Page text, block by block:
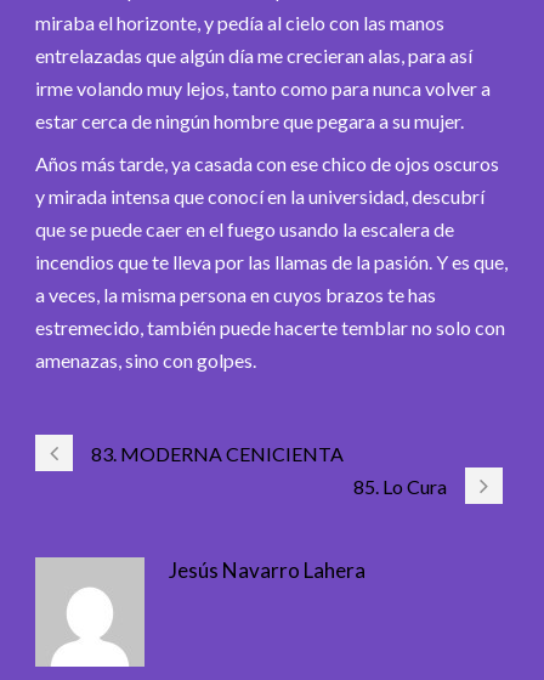
miraba el horizonte, y pedía al cielo con las manos
entrelazadas que algún día me crecieran alas, para así
irme volando muy lejos, tanto como para nunca volver a
estar cerca de ningún hombre que pegara a su mujer.
Años más tarde, ya casada con ese chico de ojos oscuros
y mirada intensa que conocí en la universidad, descubrí
que se puede caer en el fuego usando la escalera de
incendios que te lleva por las llamas de la pasión. Y es que,
a veces, la misma persona en cuyos brazos te has
estremecido, también puede hacerte temblar no solo con
amenazas, sino con golpes.
83. MODERNA CENICIENTA
85. Lo Cura
Jesús Navarro Lahera